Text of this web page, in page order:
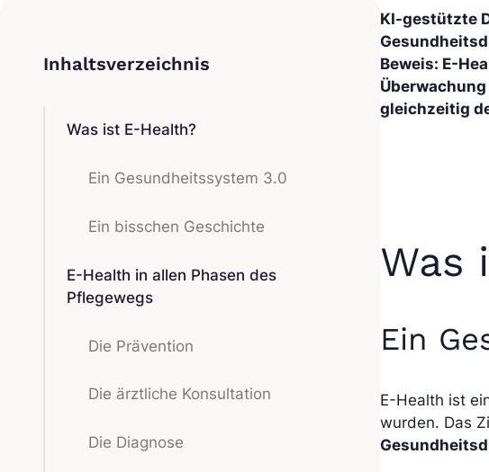
Was ist E-Health?
Ein Gesundheitssystem 3.0
Ein bisschen Geschichte
E-Health in allen Phasen des
Pflegewegs
Die Prävention
Die ärztliche Konsultation
Die Diagnose
KI-gestützte
Beweis: E-
gleichzeitig
Was
Ein
E-Health ist
wurden. Das